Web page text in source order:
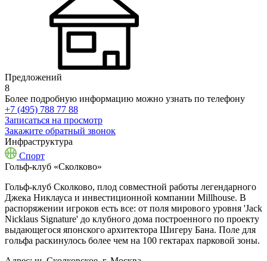
Предложений
8
Более подробную информацию можно узнать по телефону
+7 (495) 788 77 88
Записаться на просмотр
Закажите обратный звонок
Инфраструктура
Спорт
Гольф-клуб «Сколково»
Гольф-клуб Сколково, плод совместной работы легендарного
Джека Никлауса и инвестиционной компании Millhouse. В
распоряжении игроков есть все: от поля мирового уровня 'Jack
Nicklaus Signature' до клубного дома построенного по проекту
выдающегося японского архитектора Шигеру Бана. Поле для
гольфа раскинулось более чем на 100 гектарах парковой зоны.